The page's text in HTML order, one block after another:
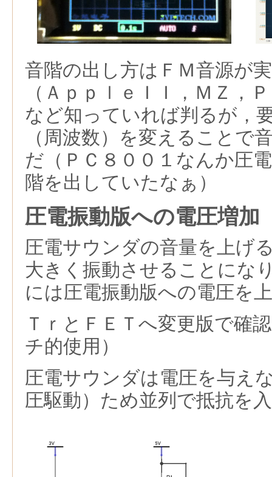
音階の出し方はＦＭ音源が
（ＡｐｐｌｅＩＩ，ＭＺ，
など知っていれば判るが，
（周波数）を変えることで
だ（ＰＣ８００１なんか圧
階を出していたなぁ）
圧電振動版への電圧増加
圧電サウンダの音量を上げ
大きく振動させることにな
には圧電振動版への電圧を
ＴｒとＦＥＴへ変更版で確
チ的使用）
圧電サウンダは電圧を与え
圧駆動）ため並列で抵抗を